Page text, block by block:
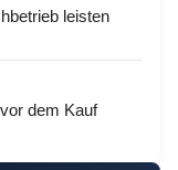
leisten
dem Kauf